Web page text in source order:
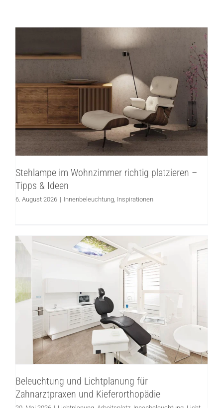
Stehlampe im Wohnzimmer richtig
platzieren – Tipps & Ideen
Innenbeleuchtung Inspirationen
Stehlampe im Wohnzimmer richtig platzieren –
Tipps & Ideen
6. August 2026 | Innenbeleuchtung, Inspirationen
Beleuchtung und Lichtplanung für
Zahnarztpraxen und Kieferorthopädie
Lichtplanung Arbeitsplatz Innenbeleuchtung
planen
Beleuchtung und Lichtplanung für
Zahnarztpraxen und Kieferorthopädie